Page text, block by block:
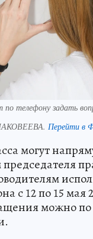
по телефону задать
Перейти в
могут
с 12 по 15 мая
можно